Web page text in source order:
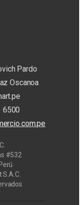
Pardo
Oscanoa
6500
#532